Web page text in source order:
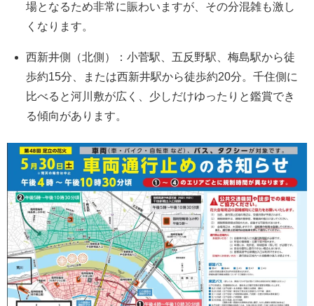
場となるため非常に賑わいますが、その分混雑も激し
くなります。
西新井側（北側）
：小菅駅、五反野駅、梅島駅から徒
歩約15分、または西新井駅から徒歩約20分。千住側に
比べると河川敷が広く、少しだけゆったりと鑑賞でき
る傾向があります。